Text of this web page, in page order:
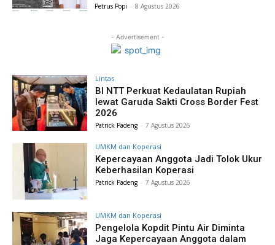
Petrus Popi - 8 Agustus 2026
- Advertisement -
Lintas
BI NTT Perkuat Kedaulatan Rupiah
lewat Garuda Sakti Cross Border Fest
2026
Patrick Padeng - 7 Agustus 2026
UMKM dan Koperasi
Kepercayaan Anggota Jadi Tolok Ukur
Keberhasilan Koperasi
Patrick Padeng - 7 Agustus 2026
UMKM dan Koperasi
Pengelola Kopdit Pintu Air Diminta
Jaga Kepercayaan Anggota dalam